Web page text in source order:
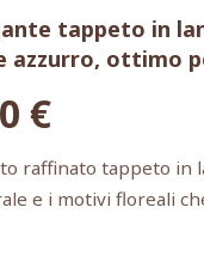
tappeto in
azzurro, ottimo
€
raffinato tappeto in
e i motivi floreali